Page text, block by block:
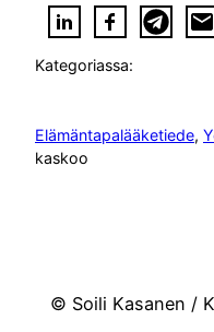
Kategoriassa:
Elämäntapalääketiede,
kaskoo
© Soili Kasanen /